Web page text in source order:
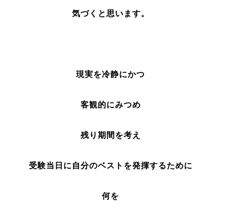
気づくと思います。
現実を冷静にかつ
客観的にみつめ
残り期間を考え
受験当日に自分のベストを発揮するために
何を